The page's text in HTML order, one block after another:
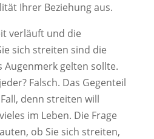
Ihrer Beziehung aus.
verläuft und die
sich streiten sind die
Augenmerk gelten sollte.
Falsch. Das Gegenteil
denn streiten will
im Leben. Die Frage
ob Sie sich streiten,